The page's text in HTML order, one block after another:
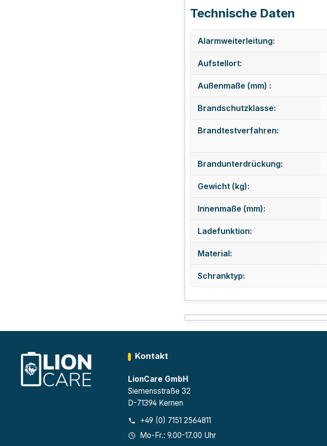
Technische Daten
Alarmweiterleitung:
Aufstellort:
Außenmaße (mm) :
Brandschutzklasse:
Brandtestverfahren:
Brandunterdrückung:
Gewicht (kg):
Innenmaße (mm):
Ladefunktion:
Material:
Schranktyp:
Kontakt
LionCare GmbH
Siemensstraße 32
D-71394 Kernen
+49 (0) 7151 2564811
Mo-Fr.: 9.00-17.00 Uhr